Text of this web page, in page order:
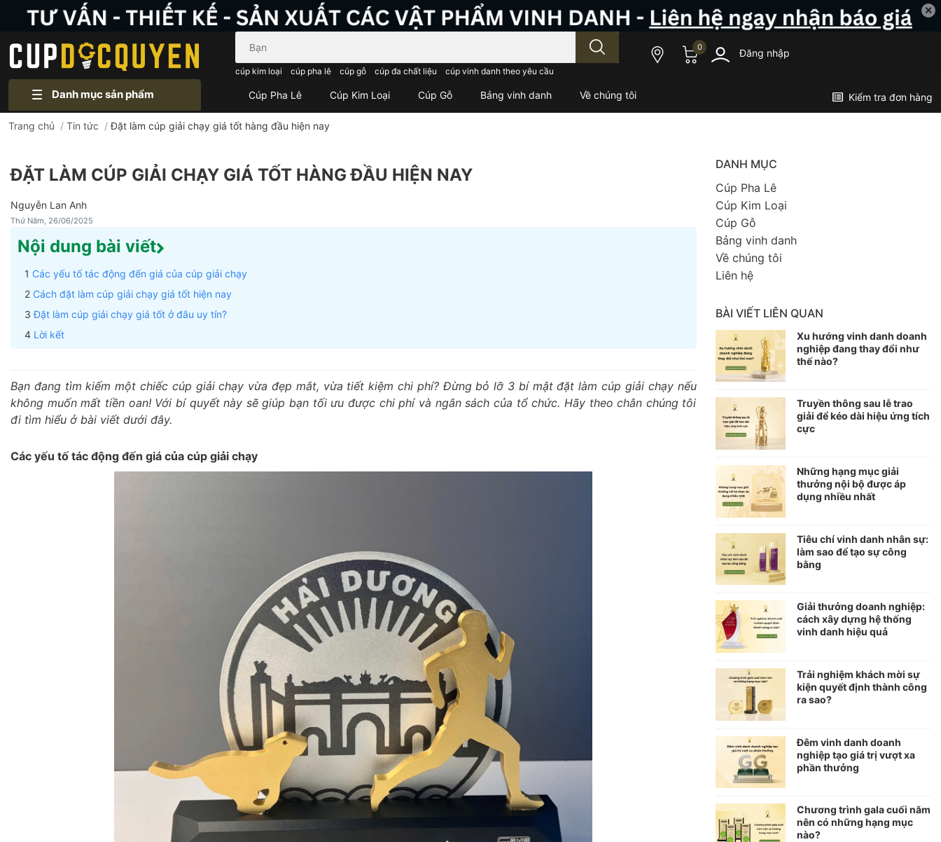
✕
cúp kim loại cúp pha lê cúp gỗ cúp đa chất liệu cúp vinh danh theo yêu cầu
0 Đăng nhập
Danh mục sản phẩm Cúp Pha Lê Cúp Kim Loại Cúp Gỗ Bảng vinh danh Về chúng tôi Kiểm tra đơn hàng
Trang chủ / Tin tức /Đặt làm cúp giải chạy giá tốt hàng đầu hiện nay
ĐẶT LÀM CÚP GIẢI CHẠY GIÁ TỐT HÀNG ĐẦU HIỆN NAY
Nguyễn Lan Anh
Thứ Năm, 26/06/2025
Nội dung bài viết
Các yếu tố tác động đến giá của cúp giải chạy
Cách đặt làm cúp giải chạy giá tốt hiện nay
Đặt làm cúp giải chạy giá tốt ở đâu uy tín?
Lời kết
Bạn đang tìm kiếm một chiếc cúp giải chạy vừa đẹp mắt, vừa tiết kiệm chi phí? Đừng bỏ lỡ 3 bí mật đặt làm cúp giải chạy nếu
không muốn mất tiền oan! Với bí quyết này sẽ giúp bạn tối ưu được chi phí và ngân sách của tổ chức. Hãy theo chân chúng tôi
đi tìm hiểu ở bài viết dưới đây.
Các yếu tố tác động đến giá của cúp giải chạy
DANH MỤC
Cúp Pha Lê
Cúp Kim Loại
Cúp Gỗ
Bảng vinh danh
Về chúng tôi
Liên hệ
BÀI VIẾT LIÊN QUAN
Xu hướng vinh danh doanh
nghiệp đang thay đổi như
thế nào?
Truyền thông sau lễ trao
giải để kéo dài hiệu ứng tích
cực
Những hạng mục giải
thưởng nội bộ được áp
dụng nhiều nhất
Tiêu chí vinh danh nhân sự:
làm sao để tạo sự công
bằng
Giải thưởng doanh nghiệp:
cách xây dựng hệ thống
vinh danh hiệu quả
Trải nghiệm khách mời sự
kiện quyết định thành công
ra sao?
Đêm vinh danh doanh
nghiệp tạo giá trị vượt xa
phần thưởng
Chương trình gala cuối năm
nên có những hạng mục
nào?